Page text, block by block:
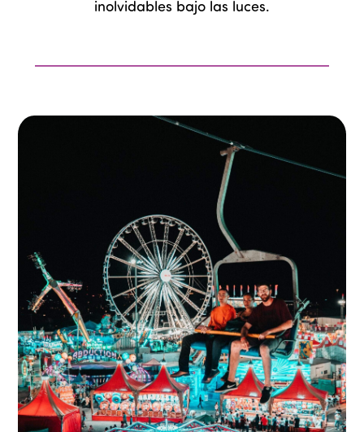
inolvidables bajo las luces.